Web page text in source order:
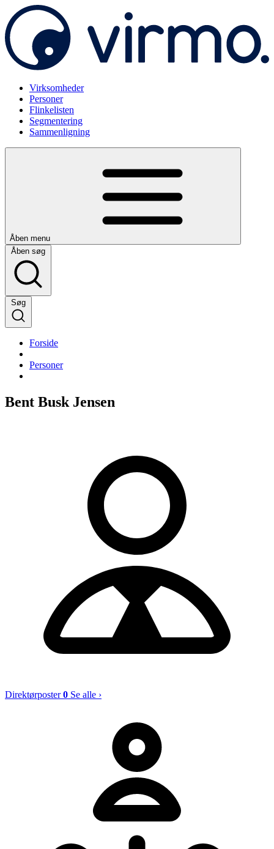
Virksomheder
Personer
Flinkelisten
Segmentering
Sammenligning
Åben menu
Åben søg
Søg
Forside
Personer
Bent Busk Jensen
Direktørposter0 Se alle ›